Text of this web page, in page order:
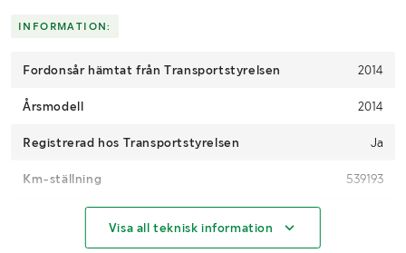
Skicka en finansieringsförfrågan här
INFORMATION:
Fordonsår hämtat från Transportstyrelsen 2014
Årsmodell 2014
Registrerad hos Transportstyrelsen Ja
Km-ställning 539193
Visa all teknisk information